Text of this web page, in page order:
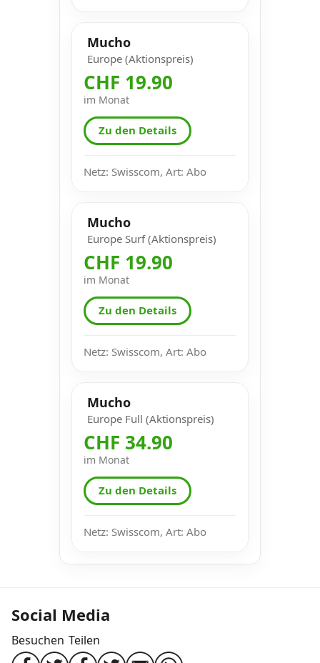
Mucho
Europe (Aktionspreis)
CHF 19.90
im Monat
Zu den Details
Netz: Swisscom, Art: Abo
Mucho
Europe Surf (Aktionspreis)
CHF 19.90
im Monat
Zu den Details
Netz: Swisscom, Art: Abo
Mucho
Europe Full (Aktionspreis)
CHF 34.90
im Monat
Zu den Details
Netz: Swisscom, Art: Abo
Social Media
Besuchen Teilen